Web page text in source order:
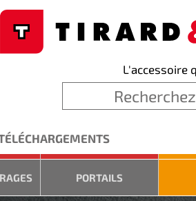
L'accessoire
PORTAILS